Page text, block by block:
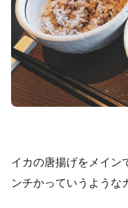
イカの唐揚げをメイン
ンチかっていうような